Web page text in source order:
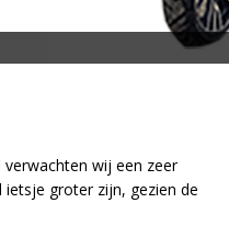
wij een zeer
groter zijn, gezien de